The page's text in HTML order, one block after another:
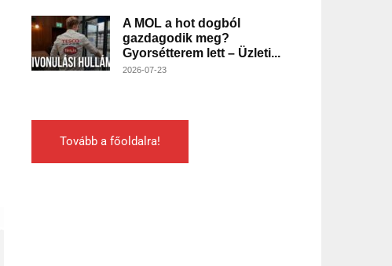
A MOL a hot dogból
gazdagodik meg?
Gyorsétterem lett – Üzleti...
2026-07-23
Tovább a főoldalra!